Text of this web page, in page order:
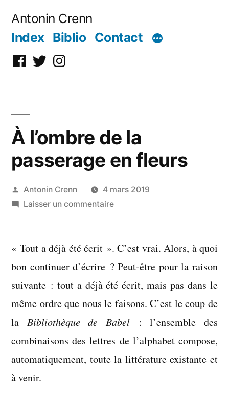
Antonin Crenn
Index Biblio Contact
Facebook
TwitterInstagram
À l’ombre de la
passerage en fleurs
Publié
par
Antonin Crenn
4 mars 2019
Laisser un commentairesur
de
en
fleurs
« Tout a déjà été écrit ». C’est vrai. Alors, à quoi
bon continuer d’écrire ? Peut-être pour la raison
suivante : tout a déjà été écrit, mais pas dans le
même ordre que nous le faisons. C’est le coup de
la Bibliothèque de Babel : l’ensemble des
combinaisons des lettres de l’alphabet compose,
automatiquement, toute la littérature existante et
à venir.